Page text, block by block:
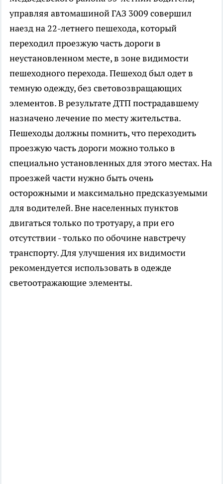
управляя автомашиной ГАЗ 3009 совершил
наезд на 22-летнего пешехода, который
переходил проезжую часть дороги в
неустановленном месте, в зоне видимости
пешеходного перехода. Пешеход был одет в
темную одежду, без световозвращающих
элементов. В результате ДТП пострадавшему
назначено лечение по месту жительства.
Пешеходы должны помнить, что переходить
проезжую часть дороги можно только в
специально установленных для этого местах. На
проезжей части нужно быть очень
осторожными и максимально предсказуемыми
для водителей. Вне населенных пунктов
двигаться только по тротуару, а при его
отсутствии - только по обочине навстречу
транспорту. Для улучшения их видимости
рекомендуется использовать в одежде
светоотражающие элементы.